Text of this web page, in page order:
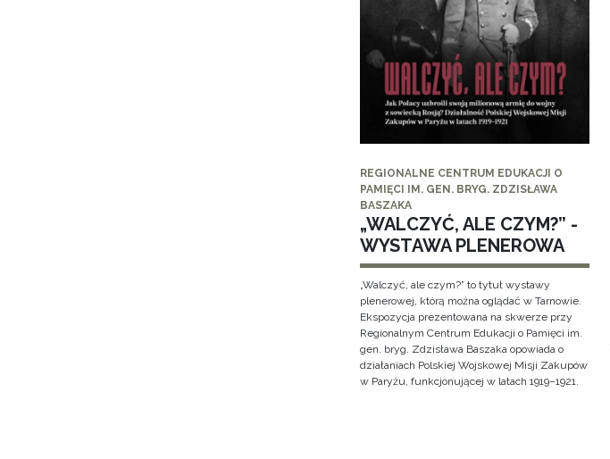
REGIONALNE CENTRUM EDUKACJI O
PAMIĘCI IM. GEN. BRYG. ZDZISŁAWA
BASZAKA
„WALCZYĆ, ALE CZYM?” -
WYSTAWA PLENEROWA
„Walczyć, ale czym?” to tytuł wystawy
plenerowej, którą można oglądać w Tarnowie.
Ekspozycja prezentowana na skwerze przy
Regionalnym Centrum Edukacji o Pamięci im.
gen. bryg. Zdzisława Baszaka opowiada o
działaniach Polskiej Wojskowej Misji Zakupów
w Paryżu, funkcjonującej w latach 1919–1921.